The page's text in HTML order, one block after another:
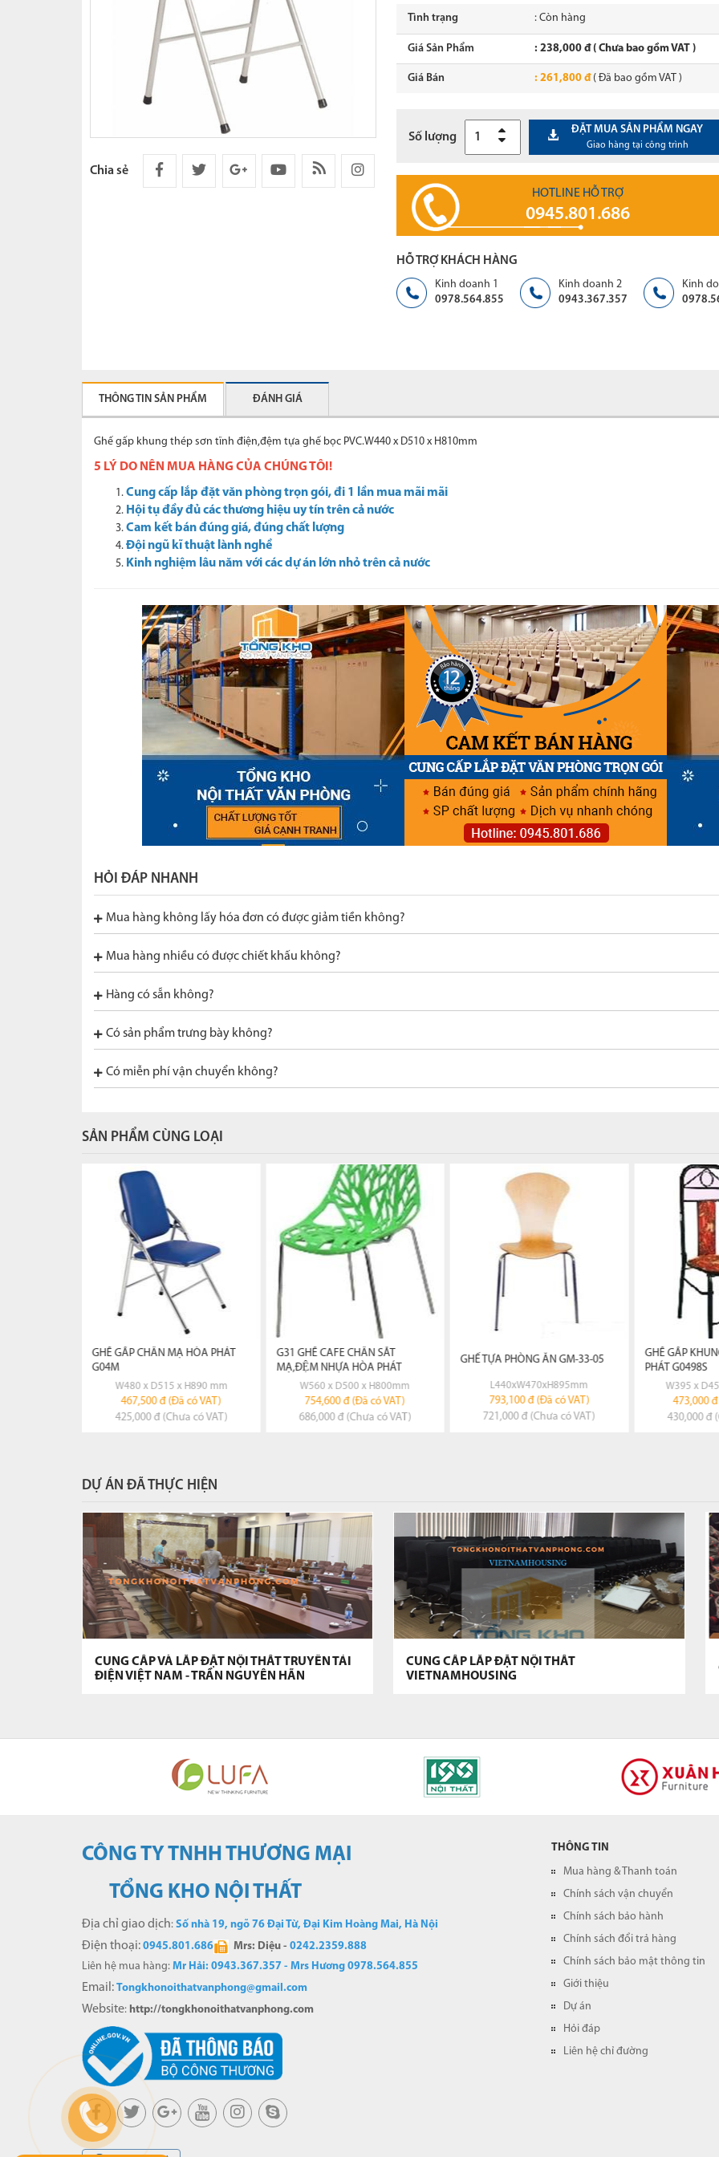
Bàn quầy lễ tân
Bàn ăn khu công nghiệp
Nội thất phòng hội trường, công cộng
Bảng văn phòng
Gía sách190
Giường 190
Bàn quầy lễ tân fami
Giá sách
Tủ tài liệu
Vách ngăn fami
Bàn ghế ăn khu công nghiệp
Mẫu màu FAMI
Chia sẻ
Tình trạng : Còn hàng
Giá Sản Phẩm : 238,000 đ ( Chưa bao gồm VAT )
Giá Bán : 261,800 đ( Đã bao gồm VAT )
Số lượng
ĐẶT MUA SẢN PHẨM NGAY
Giao hàng tại công trình
HOTLINE HỖ TRỢ
0945.801.686
HỖ TRỢ KHÁCH HÀNG
Kinh doanh 1
0978.564.855
Kinh doanh 2
0943.367.357
Kinh
THÔNG TIN SẢN PHẨM ĐÁNH GIÁ
Ghế gấp khung thép sơn tĩnh điện,đệm tựa ghế bọc PVC.W440 x D510 x H810mm
5 LÝ DO NÊN MUA HÀNG CỦA CHÚNG TÔI!
Cung cấp lắp đặt văn phòng trọn gói, đi 1 lần mua mãi mãi
Hội tụ đầy đủ các thương hiệu uy tín trên cả nước
Cam kết bán đúng giá, đúng chất lượng
Đội ngũ kĩ thuật lành nghề
Kinh nghiệm lâu năm với các dự án lớn nhỏ trên cả nước
HỎI ĐÁP NHANH
Mua hàng không lấy hóa đơn có được giảm tiền không?
Mua hàng nhiều có được chiết khấu không?
Hàng có sẵn không?
Có sản phẩm trưng bày không?
Có miễn phí vận chuyển không?
SẢN PHẨM CÙNG LOẠI
GHẾ GẤP CHÂN MẠ HÒA PHÁT
G04M
W480 x D515 x H890 mm
467,500 đ (Đã có VAT)
425,000 đ (Chưa có VAT)
XEM CHI TIẾT
ĐẶT HÀNG
G31 GHẾ CAFE CHÂN SẮT
MẠ,ĐỆM NHỰA HÒA PHÁT
W560 x D500 x H800mm
754,600 đ (Đã có VAT)
686,000 đ (Chưa có VAT)
XEM CHI TIẾT
ĐẶT HÀNG
GHẾ TỰA PHÒNG ĂN GM-33-05
L440xW470xH895mm
793,100 đ (Đã có VAT)
721,000 đ (Chưa có VAT)
XEM CHI TIẾT
ĐẶT HÀNG
GHẾ GẤP
PHÁT G0498S
W395 x
473,000
430,000 đ
XEM
ĐẶT
DỰ ÁN ĐÃ THỰC HIỆN
CUNG CẤP VÀ LẮP ĐẶT NỘI THẤT TRUYỀN TẢI
ĐIỆN VIỆT NAM - TRẦN NGUYÊN HÃN
CUNG CẤP LẮP ĐẶT NỘI THẤT
VIETNAMHOUSING
CÔNG TY TNHH THƯƠNG MẠI
TỔNG KHO NỘI THẤT
Địa chỉ giao dịch: Số nhà 19, ngõ 76 Đại Từ, Đại Kim Hoàng Mai, Hà Nội
Điện thoại: 0945.801.686 Mrs: Diệu - 0242.2359.888
Liên hệ mua hàng: Mr Hải: 0943.367.357 - Mrs Hương 0978.564.855
Email: Tongkhonoithatvanphong@gmail.com
Website: http://tongkhonoithatvanphong.com
THÔNG TIN
Mua hàng & Thanh toán
Chính sách vận chuyển
Chính sách bảo hành
Chính sách đổi trả hàng
Chính sách bảo mật thông tin
Giới thiệu
Dự án
Hỏi đáp
Liên hệ chỉ đường